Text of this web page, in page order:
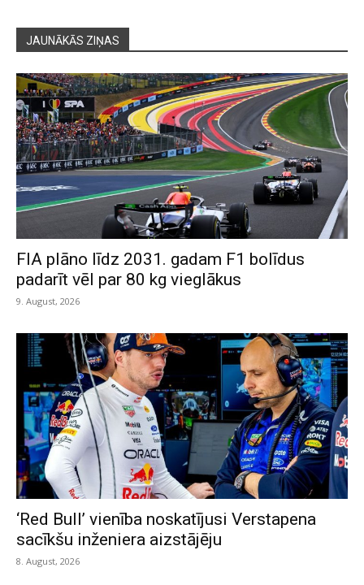
JAUNĀKĀS ZIŅAS
FIA plāno līdz 2031. gadam F1 bolīdus
padarīt vēl par 80 kg vieglākus
9. August, 2026
‘Red Bull’ vienība noskatījusi Verstapena
sacīkšu inženiera aizstājēju
8. August, 2026